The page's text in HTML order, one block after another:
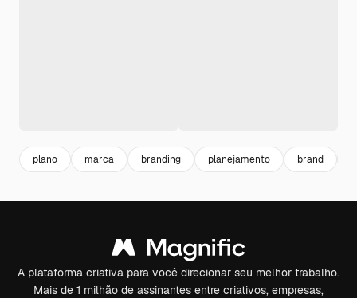
plano marca branding planejamento brand
A plataforma criativa para você direcionar seu melhor trabalho.
Mais de 1 milhão de assinantes entre criativos, empresas,